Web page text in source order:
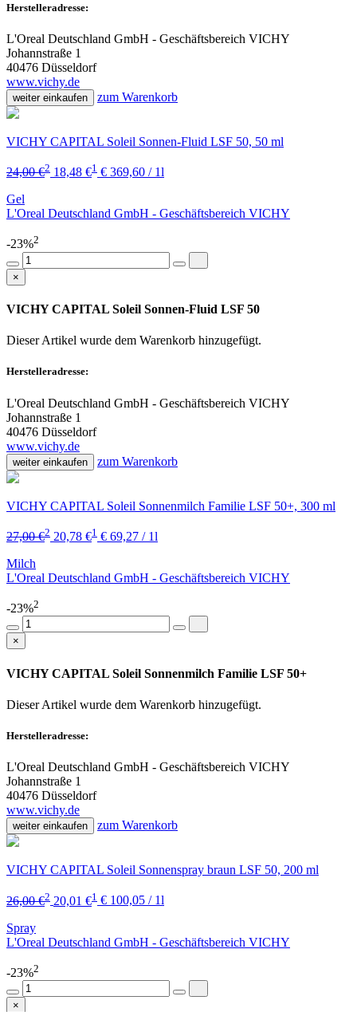
Herstelleradresse:
L'Oreal Deutschland GmbH - Geschäftsbereich VICHY
Johannstraße 1
40476 Düsseldorf
www.vichy.de
weiter einkaufen zum Warenkorb
VICHY CAPITAL Soleil Sonnen-Fluid LSF 50, 50 ml
24,00 €2 18,48 €1 € 369,60 / 1l
Gel
L'Oreal Deutschland GmbH - Geschäftsbereich VICHY
-23%2
×
VICHY CAPITAL Soleil Sonnen-Fluid LSF 50
Dieser Artikel wurde dem Warenkorb hinzugefügt.
Herstelleradresse:
L'Oreal Deutschland GmbH - Geschäftsbereich VICHY
Johannstraße 1
40476 Düsseldorf
www.vichy.de
weiter einkaufen zum Warenkorb
VICHY CAPITAL Soleil Sonnenmilch Familie LSF 50+, 300 ml
27,00 €2 20,78 €1 € 69,27 / 1l
Milch
L'Oreal Deutschland GmbH - Geschäftsbereich VICHY
-23%2
×
VICHY CAPITAL Soleil Sonnenmilch Familie LSF 50+
Dieser Artikel wurde dem Warenkorb hinzugefügt.
Herstelleradresse:
L'Oreal Deutschland GmbH - Geschäftsbereich VICHY
Johannstraße 1
40476 Düsseldorf
www.vichy.de
weiter einkaufen zum Warenkorb
VICHY CAPITAL Soleil Sonnenspray braun LSF 50, 200 ml
26,00 €2 20,01 €1 € 100,05 / 1l
Spray
L'Oreal Deutschland GmbH - Geschäftsbereich VICHY
-23%2
×